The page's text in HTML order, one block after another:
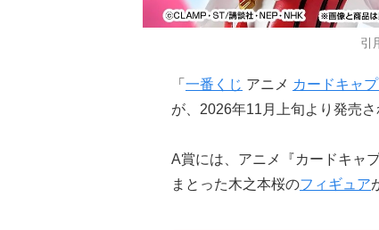
引
「 一番くじ アニメ カードキャ
が、2026年11月上旬より発売さ
A賞には、アニメ『カードキャ
まとった木之本桜のフィギュア